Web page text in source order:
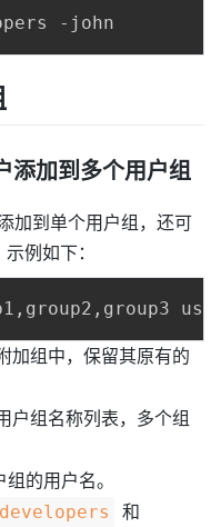
添加到多个用户组
加到单个用户组，还可
例如下：
加组中，保留其原有的
户组名称列表，多个组
的用户名。
developers 和